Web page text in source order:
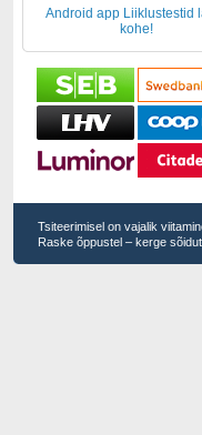
Android app Liiklustestid
kohe!
Tsiteerimisel on vajalik
Raske õppustel – kerge